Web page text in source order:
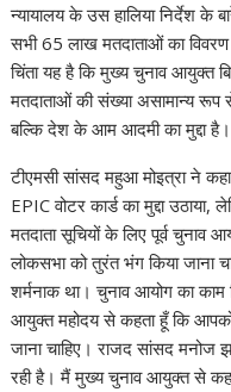
न्यायालय के उस हालिया निर्देश के
सभी 65 लाख मतदाताओं का विवरण
चिंता यह है कि मुख्य चुनाव आयुक्त
मतदाताओं की संख्या असामान्य रूप
बल्कि देश के आम आदमी का मुद्दा है।
टीएमसी सांसद महुआ मोइत्रा ने
EPIC वोटर कार्ड का मुद्दा
मतदाता सूचियों के लिए पूर्व चुनाव
लोकसभा को तुरंत भंग किया जाना
शर्मनाक था। चुनाव आयोग का काम
आयुक्त महोदय से कहता हूँ कि
जाना चाहिए। राजद सांसद मनोज
रही है। मैं मुख्य चुनाव आयुक्त से